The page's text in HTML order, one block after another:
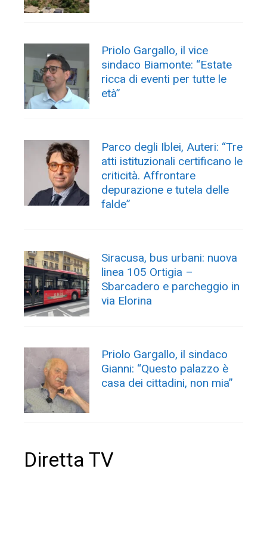
Priolo Gargallo, il vice
sindaco Biamonte: “Estate
ricca di eventi per tutte le
età”
Parco degli Iblei, Auteri: “Tre
atti istituzionali certificano le
criticità. Affrontare
depurazione e tutela delle
falde”
Siracusa, bus urbani: nuova
linea 105 Ortigia –
Sbarcadero e parcheggio in
via Elorina
Priolo Gargallo, il sindaco
Gianni: “Questo palazzo è
casa dei cittadini, non mia”
Diretta TV